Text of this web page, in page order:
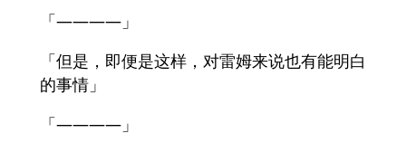
「————」
「但是，即便是这样，对雷姆来说也有能明白
的事情」
「————」